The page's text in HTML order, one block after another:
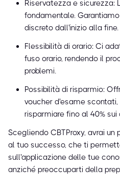
Riservatezza e sicurezza:
fondamentale.
discreto dall'inizio alla fine.
Flessibilità di orario: Ci
fuso orario, rendendo il
problemi.
Possibilità di risparmio:
voucher d'esame
risparmiare fino al 40%
Scegliendo CBTProxy, avrai
al tuo successo, che ti
sull'applicazione delle tue
anziché preoccuparti della